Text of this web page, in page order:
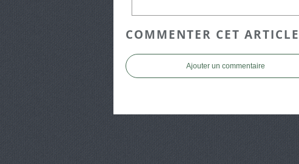
COMMENTER CET ARTICLE
Ajouter un commentaire